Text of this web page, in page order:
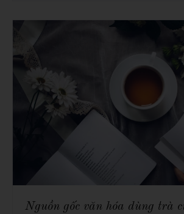
Nguồn gốc văn hóa dùng trà